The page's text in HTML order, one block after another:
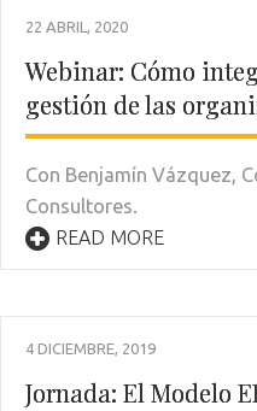
22 ABRIL, 2020
Webinar: Cómo
gestión de las
Con Benjamín Vázquez,
Consultores.
READ MORE
4 DICIEMBRE, 2019
Jornada: El Modelo